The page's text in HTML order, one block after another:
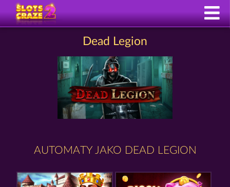
Dead Legion
AUTOMATY JAKO DEAD LEGION